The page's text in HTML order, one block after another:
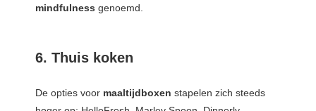
mindfulness genoemd.
6. Thuis koken
De opties voor maaltijdboxen stapelen zich steeds